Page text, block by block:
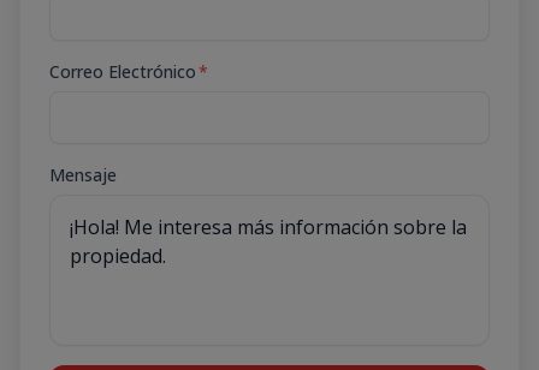
Correo Electrónico*
Mensaje